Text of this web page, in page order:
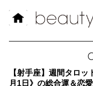
【射手座】週間タロ
月1日》の総合運＆恋